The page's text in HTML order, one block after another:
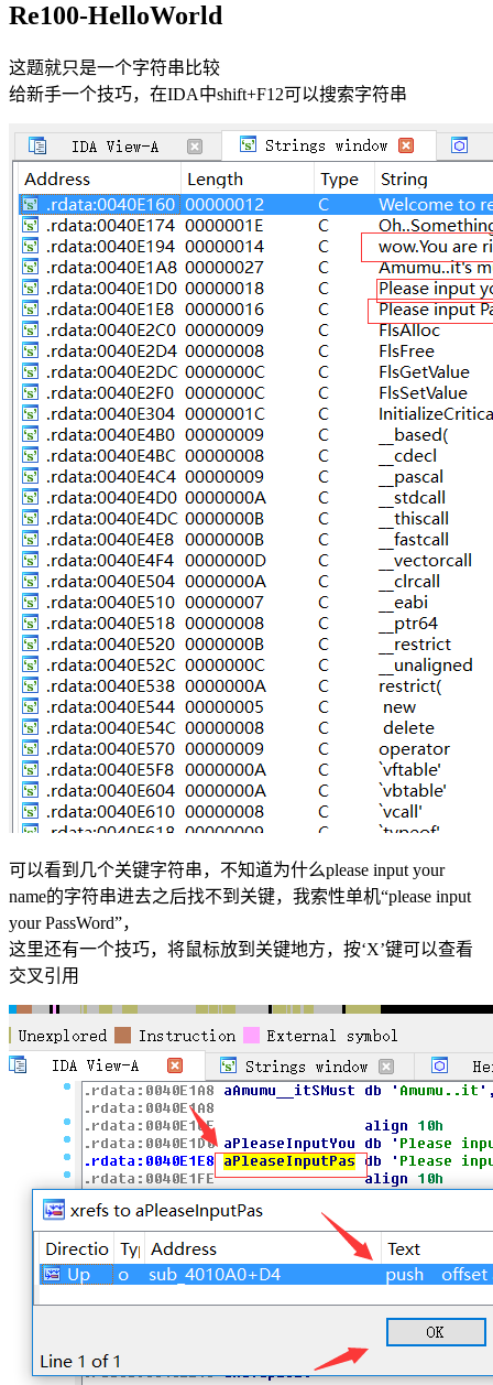
Re100-HelloWorld
这题就只是一个字符串比较
给新手一个技巧，在IDA中shift+F12可以搜索字符串
可以看到几个关键字符串，不知道为什么please input your
name的字符串进去之后找不到关键，我索性单机“please input
your PassWord”，
这里还有一个技巧，将鼠标放到关键地方，按‘X’键可以查看
交叉引用